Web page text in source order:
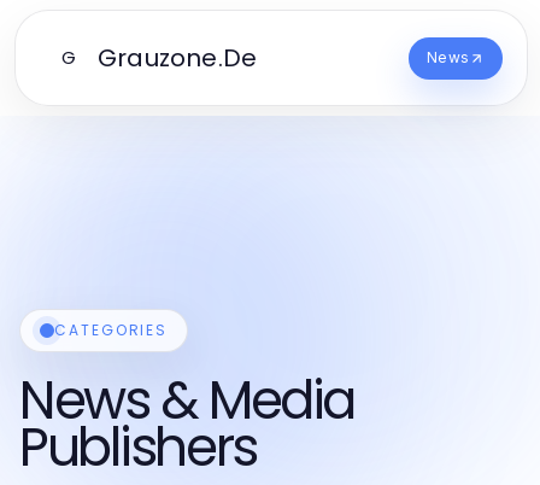
G Grauzone.De News
CATEGORIES
News & Media
Publishers